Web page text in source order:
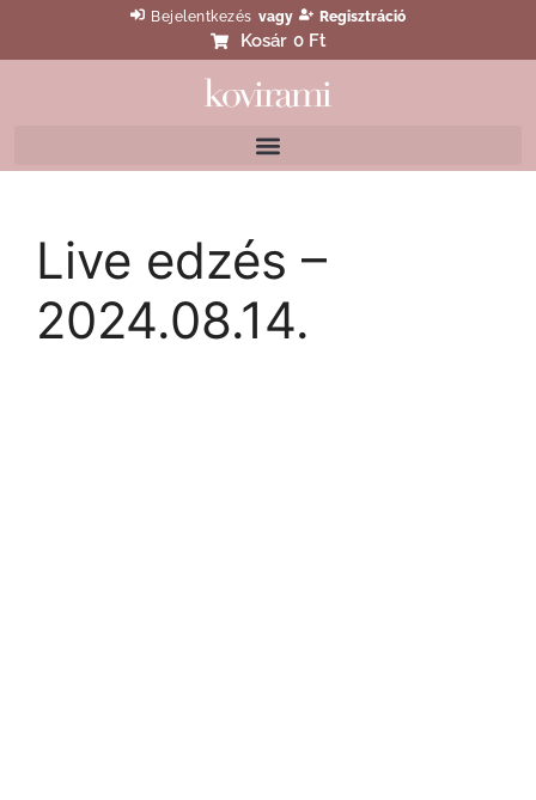
Bejelentkezés vagy Regisztráció
Kosár 0 Ft
Live edzés –
2024.08.14.